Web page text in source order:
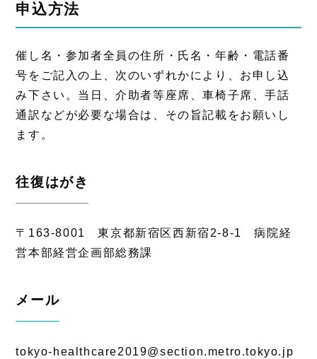
申込方法
催し名・参加者全員の住所・氏名・年齢・電話番
号をご記入の上、次のいずれかにより、お申し込
み下さい。当日、介助者等座席、車椅子席、手話
通訳などが必要な場合は、その旨記載をお願いし
ます。
往復はがき
〒163-8001 東京都新宿区西新宿2-8-1 病院経
営本部経営企画部総務課
メール
tokyo-healthcare2019@section.metro.tokyo.jp